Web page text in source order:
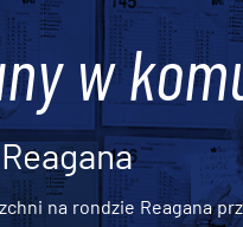
w
na rondzie Reagana